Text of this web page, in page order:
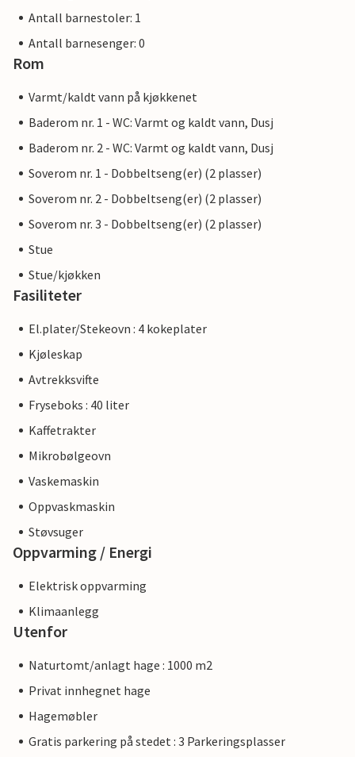
Antall barnestoler: 1
Antall barnesenger: 0
Rom
Varmt/kaldt vann på kjøkkenet
Baderom nr. 1 - WC: Varmt og kaldt vann, Dusj
Baderom nr. 2 - WC: Varmt og kaldt vann, Dusj
Soverom nr. 1 - Dobbeltseng(er) (2 plasser)
Soverom nr. 2 - Dobbeltseng(er) (2 plasser)
Soverom nr. 3 - Dobbeltseng(er) (2 plasser)
Stue
Stue/kjøkken
Fasiliteter
El.plater/Stekeovn : 4 kokeplater
Kjøleskap
Avtrekksvifte
Fryseboks : 40 liter
Kaffetrakter
Mikrobølgeovn
Vaskemaskin
Oppvaskmaskin
Støvsuger
Oppvarming / Energi
Elektrisk oppvarming
Klimaanlegg
Utenfor
Naturtomt/anlagt hage : 1000 m2
Privat innhegnet hage
Hagemøbler
Gratis parkering på stedet : 3 Parkeringsplasser